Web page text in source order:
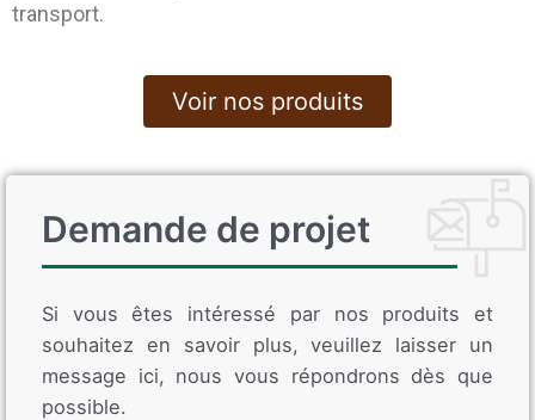
transport.
Voir nos produits
Demande de projet
Si vous êtes intéressé par nos produits et
souhaitez en savoir plus, veuillez laisser un
message ici, nous vous répondrons dès que
possible.